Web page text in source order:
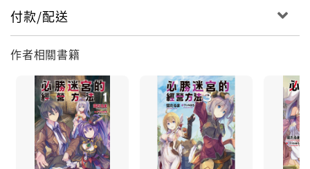
付款/配送
作者相關書籍